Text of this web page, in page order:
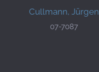
Cullmann, Jürgen
07-7087